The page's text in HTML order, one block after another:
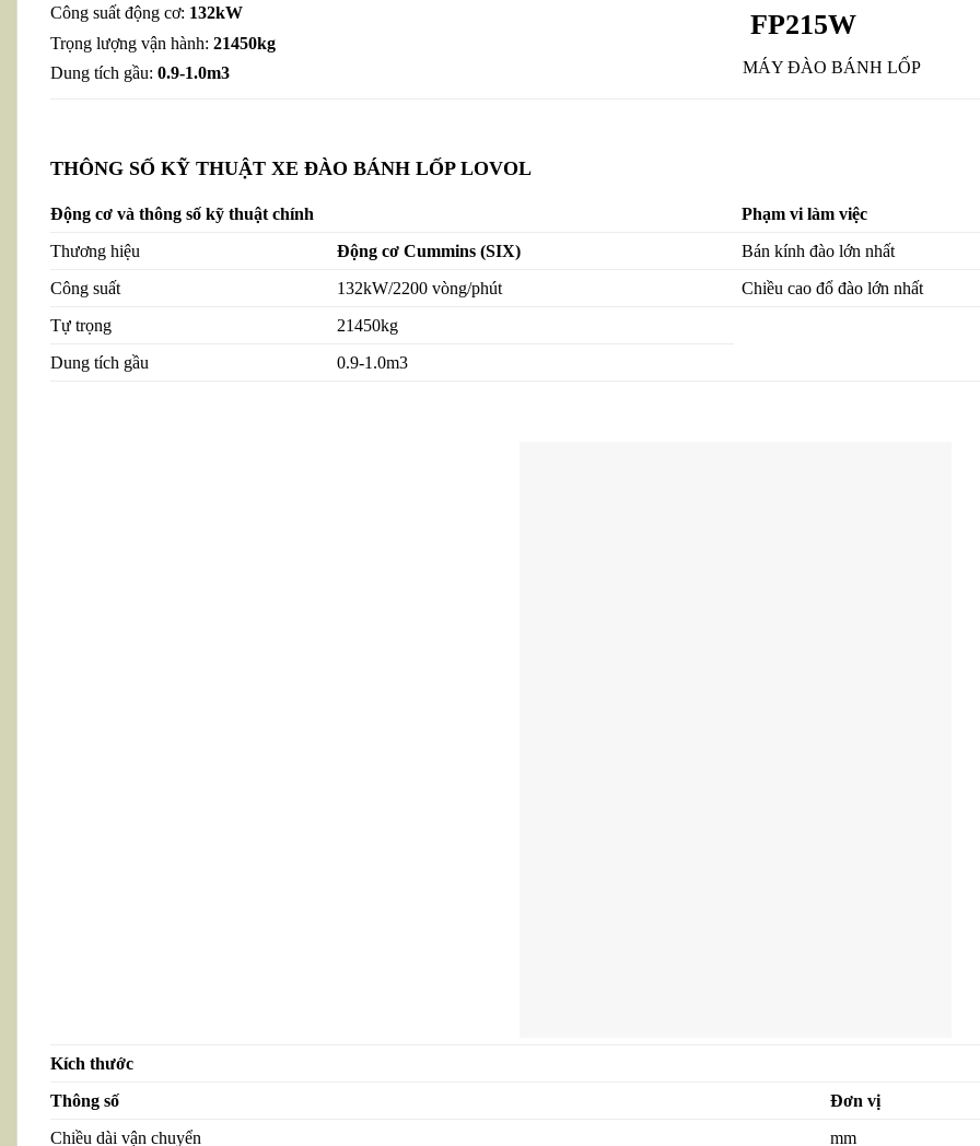
Công suất động cơ: 132kW
Trọng lượng vận hành: 21450kg
Dung tích gầu: 0.9-1.0m3
FP215W
MÁY ĐÀO BÁNH LỐP
THÔNG SỐ KỸ THUẬT XE ĐÀO BÁNH LỐP LOVOL
Động cơ và thông số kỹ thuật chính
Phạm vi làm việc
Thương hiệu
Động cơ Cummins (SIX) Bán kính đào lớn nhất
Công suất
132kW/2200 vòng/phút Chiều cao đổ đào lớn nhất
Tự trọng
21450kg
Dung tích gầu
0.9-1.0m3
Kích thước
Thông số
Đơn vị
Chiều dài vận chuyển
mm